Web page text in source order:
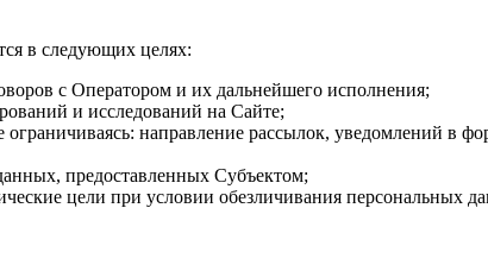
в следующих целях:
с Оператором и их дальнейшего исполнения;
и исследований на Сайте;
направление рассылок, уведомлений в
предоставленных Субъектом;
цели при условии обезличивания персональных